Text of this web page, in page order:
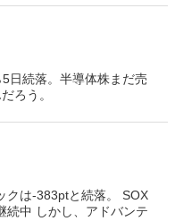
日続落。半導体株まだ売
ろう。
クは-383ptと続落。 SOX
続中 しかし、アドバンテ